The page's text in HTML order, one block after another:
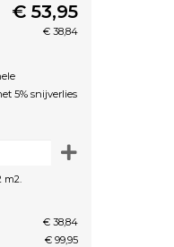
€ 53,95
€ 38,84
5% snijverlies
m2.
€ 38,84
€ 99,95